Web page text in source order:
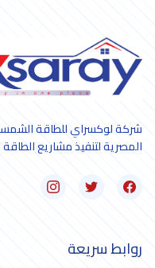
شركة لوكسراي للطاقة
المصرية لتنفيذ مشاريع
روابط سريعة